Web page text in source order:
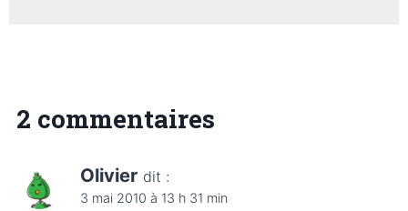
2 commentaires
Olivier dit :
3 mai 2010 à 13 h 31 min